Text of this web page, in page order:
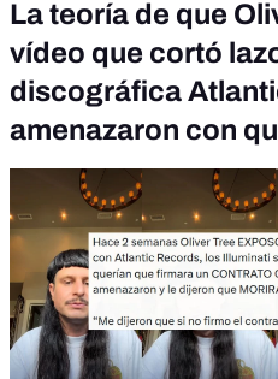
La teoría de que
vídeo que cortó
discográfica
amenazaron con